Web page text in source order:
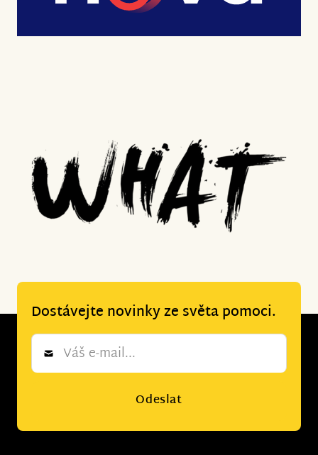
Dostávejte novinky ze světa pomoci.
Newsletter
Odeslat